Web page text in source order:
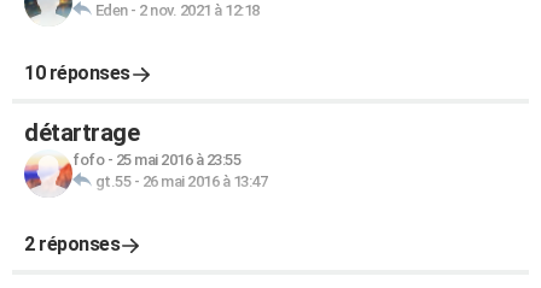
Eden- 2 nov. 2021 à 12:18
10 réponses
détartrage
fofo- 25 mai 2016 à 23:55
gt.55- 26 mai 2016 à 13:47
2 réponses